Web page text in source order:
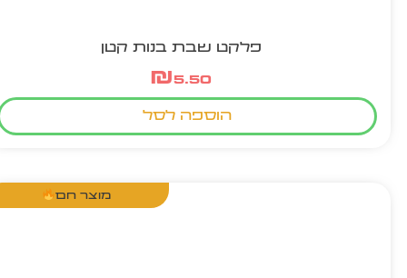
פלקט שבת בנות קטן
₪5.50
הוספה לסל
מוצר חם